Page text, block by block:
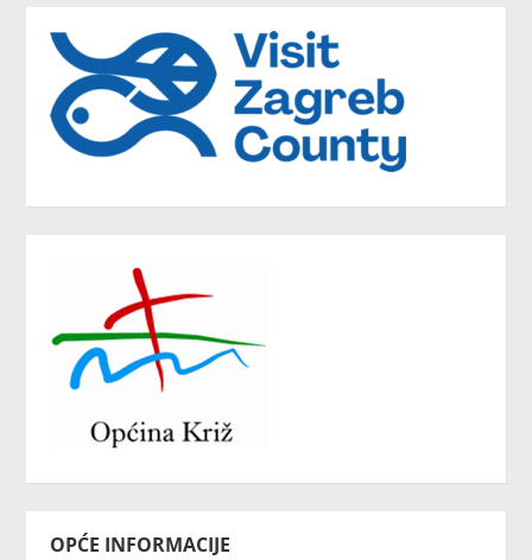
OPĆE INFORMACIJE